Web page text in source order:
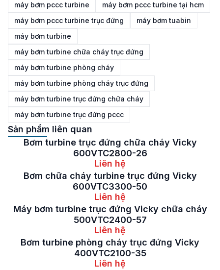
máy bơm pccc turbine
máy bơm pccc turbine tại hcm
máy bơm pccc turbine trục đứng
máy bơm tuabin
máy bơm turbine
máy bơm turbine chữa cháy trục đứng
máy bơm turbine phòng cháy
máy bơm turbine phòng cháy trục đứng
máy bơm turbine trục đứng chữa cháy
máy bơm turbine trục đứng pccc
Sản phẩm liên quan
Bơm turbine trục đứng chữa cháy Vicky
600VTC2800-26
Liên hệ
Bơm chữa cháy turbine trục đứng Vicky
600VTC3300-50
Liên hệ
Máy bơm turbine trục đứng Vicky chữa cháy
500VTC2400-57
Liên hệ
Bơm turbine phòng cháy trục đứng Vicky
400VTC2100-35
Liên hệ